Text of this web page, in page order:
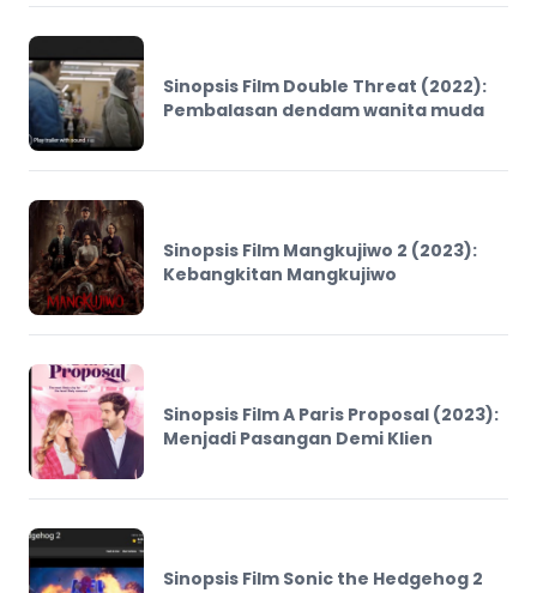
Sinopsis Film Double Threat (2022):
Pembalasan dendam wanita muda
Sinopsis Film Mangkujiwo 2 (2023):
Kebangkitan Mangkujiwo
Sinopsis Film A Paris Proposal (2023):
Menjadi Pasangan Demi Klien
Sinopsis Film Sonic the Hedgehog 2